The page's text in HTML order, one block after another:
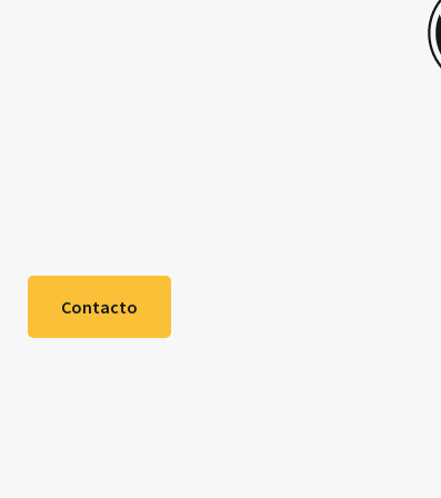
Contacto